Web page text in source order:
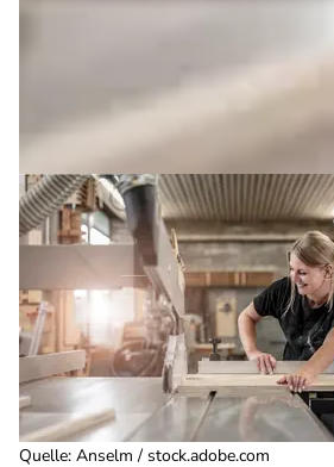
Quelle: Anselm / stock.adobe.com